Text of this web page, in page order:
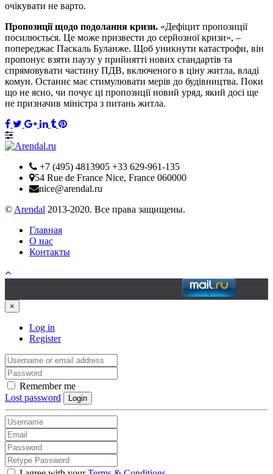
очікувати не варто.
Пропозиції щодо подолання кризи. «Дефіцит пропозиції
посилюється. Це може призвести до серйозної кризи», –
попереджає Паскаль Буланже. Щоб уникнути катастрофи, він
пропонує взяти паузу у прийнятті нових стандартів та
спрямовувати частину ПДВ, включеного в ціну житла, владі
комун. Останнє має стимулювати мерів до будівництва. Поки
що не ясно, чи почує ці пропозиції новий уряд, який досі ще
не призначив міністра з питань житла.
+7 (495) 4813905 +33 629-961-135
54 Rue de France Nice, France 060000
nice@arendal.ru
© Arendal 2013-2020. Все права защищены.
Главная
О нас
Контакты
×
Log in
Register
Remember me
Lost password
Login